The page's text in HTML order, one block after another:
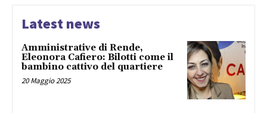
Latest news
Amministrative di Rende,
Eleonora Cafiero: Bilotti come il
bambino cattivo del quartiere
20 Maggio 2025